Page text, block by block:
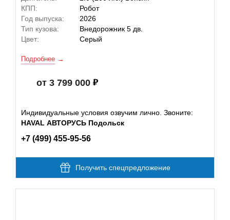
КПП:
Робот
Год выпуска:
2026
Тип кузова:
Внедорожник 5 дв.
Цвет:
Серый
Подробнее
от 3 799 000
Индивидуальные условия озвучим лично. Звоните:
HAVAL АВТОРУСЬ Подольск
+7 (499) 455-95-56
Получить спецпредложение